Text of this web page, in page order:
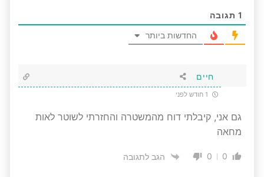
1 תגובה
החדשות ביותר
חיים
גם אני, קיבלתי דוח מהמשטרה והחזרתי לשוטר לאות
מחאה
0
0 הגב לתגובה